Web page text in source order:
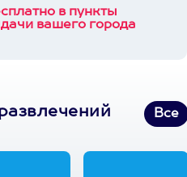
в пункты
вашего города
Все